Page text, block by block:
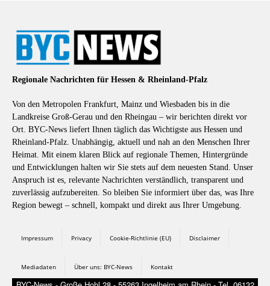
Regionale Nachrichten für Hessen & Rheinland-Pfalz
Von den Metropolen Frankfurt, Mainz und Wiesbaden bis in die
Landkreise Groß-Gerau und den Rheingau – wir berichten direkt vor
Ort. BYC-News liefert Ihnen täglich das Wichtigste aus Hessen und
Rheinland-Pfalz. Unabhängig, aktuell und nah an den Menschen Ihrer
Heimat. Mit einem klaren Blick auf regionale Themen, Hintergründe
und Entwicklungen halten wir Sie stets auf dem neuesten Stand. Unser
Anspruch ist es, relevante Nachrichten verständlich, transparent und
zuverlässig aufzubereiten. So bleiben Sie informiert über das, was Ihre
Region bewegt – schnell, kompakt und direkt aus Ihrer Umgebung.
Impressum Privacy Cookie-Richtlinie (EU) Disclaimer
Mediadaten Über uns: BYC-News Kontakt